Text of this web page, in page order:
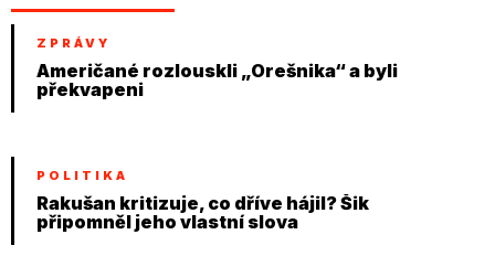
ZPRÁVY
Američané rozlouskli „Orešnika“ a byli
překvapeni
POLITIKA
Rakušan kritizuje, co dříve hájil? Šik
připomněl jeho vlastní slova